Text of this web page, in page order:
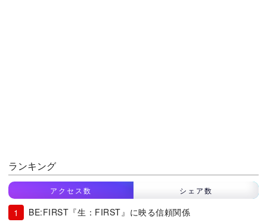
ランキング
アクセス数 シェア数
BE:FIRST『生：FIRST』に映る信頼関係